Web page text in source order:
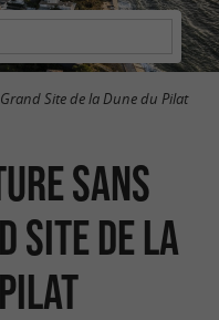
Site de la Dune du Pilat
sans
Site de la